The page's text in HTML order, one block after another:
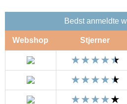
Bedst anmeldte
Webshop Stjerner